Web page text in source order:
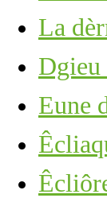
La
Dgieu
Eune